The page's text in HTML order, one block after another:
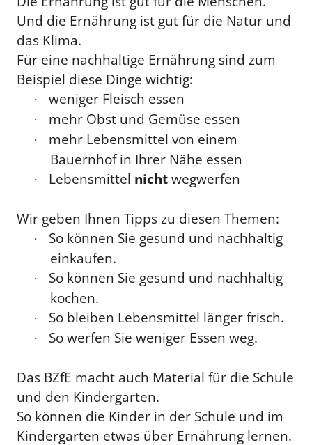
Und die Ernährung ist gut für die Natur und
das Klima.
Für eine nachhaltige Ernährung sind zum
Beispiel diese Dinge wichtig:
· weniger Fleisch essen
· mehr Obst und Gemüse essen
·
mehr Lebensmittel von einem
Bauernhof in Ihrer Nähe essen
· Lebensmittel nicht wegwerfen
Wir geben Ihnen Tipps zu diesen Themen:
·
So können Sie gesund und nachhaltig
einkaufen.
·
So können Sie gesund und nachhaltig
kochen.
· So bleiben Lebensmittel länger frisch.
· So werfen Sie weniger Essen weg.
Das BZfE macht auch Material für die Schule
und den Kindergarten.
So können die Kinder in der Schule und im
Kindergarten etwas über Ernährung lernen.